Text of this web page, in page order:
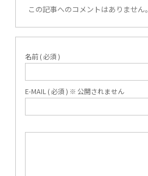
この記事へのコメントはありません。
名前 ( 必須 )
E-MAIL ( 必須 ) ※ 公開されません